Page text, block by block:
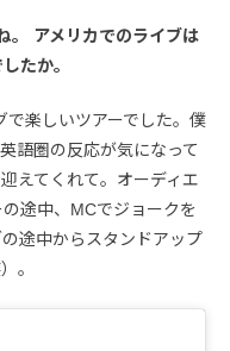
アメリカでのライブは
たか。
で楽しいツアーでした。僕
語圏の反応が気になって
えてくれて。オーディエ
途中、MCでジョークを
途中からスタンドアップ
。